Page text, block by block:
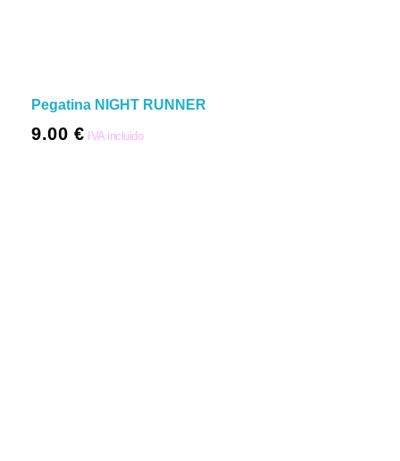
Pegatina NIGHT RUNNER
9.00 € IVA incluido